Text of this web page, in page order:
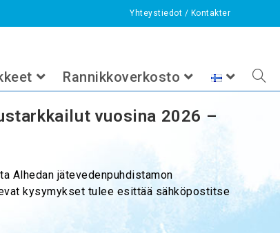
Yhteystiedot / Kontakter
Rannikkoverkosto
vuosina 2026 –
Alhedan jätevedenpuhdistamon
kysymykset tulee esittää sähköpostitse